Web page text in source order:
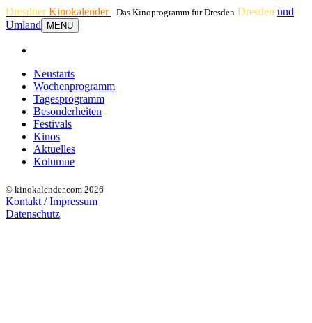
DresdnerKinokalender - Das Kinoprogramm für Dresden Dresden und
Umland
MENU
Neustarts
Wochenprogramm
Tagesprogramm
Besonderheiten
Festivals
Kinos
Aktuelles
Kolumne
© kinokalender.com 2026
Kontakt / Impressum
Datenschutz